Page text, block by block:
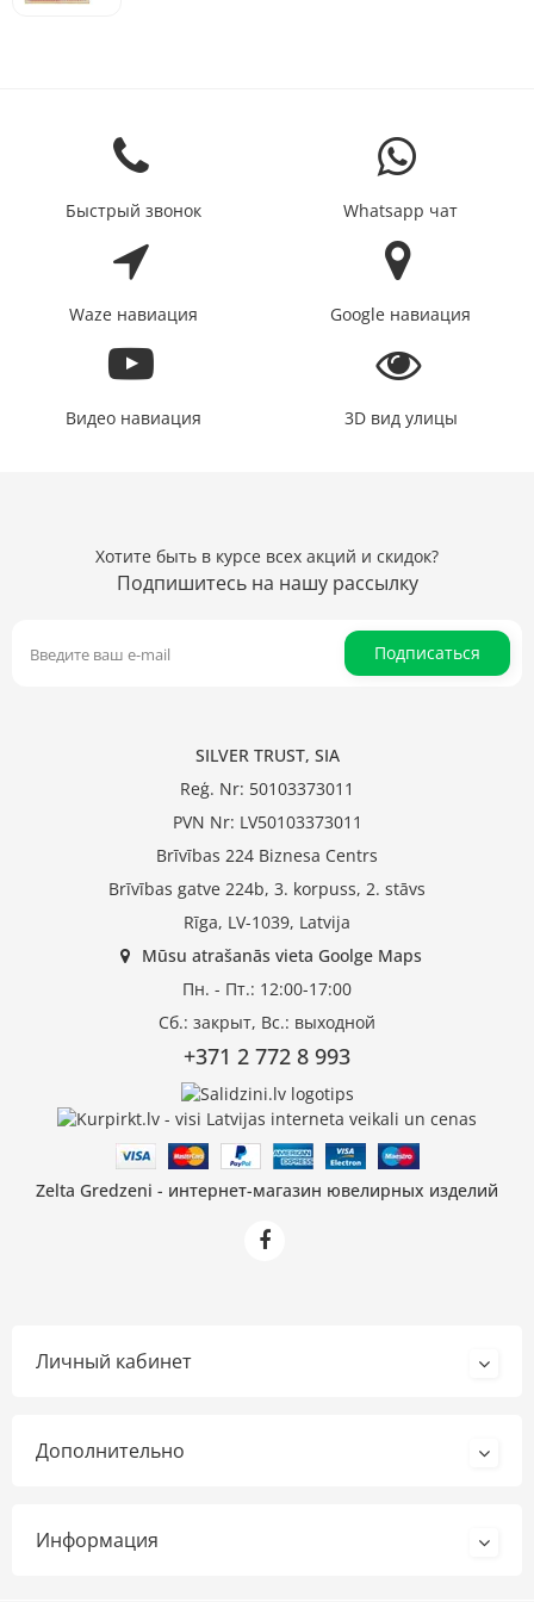
Быстрый звонок Whatsapp чат
Waze навиация Google навиация
Видео навиация 3D вид улицы
Хотите быть в курсе всех акций и скидок?
Подпишитесь на нашу рассылку
Подписаться
SILVER TRUST, SIA
Reģ. Nr: 50103373011
PVN Nr: LV50103373011
Brīvības 224 Biznesa Centrs
Brīvības gatve 224b, 3. korpuss, 2. stāvs
Rīga, LV-1039, Latvija
Mūsu atrašanās vieta Goolge Maps
Пн. - Пт.: 12:00-17:00
Сб.: закрыт, Вс.: выходной
+371 2 772 8 993
Zelta Gredzeni - интернет-магазин ювелирных изделий
Личный кабинет
Дополнительно
Информация